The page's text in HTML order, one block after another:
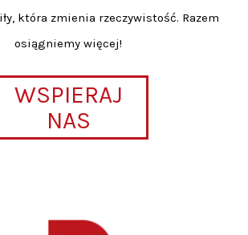
która zmienia rzeczywistość. Razem
osiągniemy więcej!
WSPIERAJ
NAS